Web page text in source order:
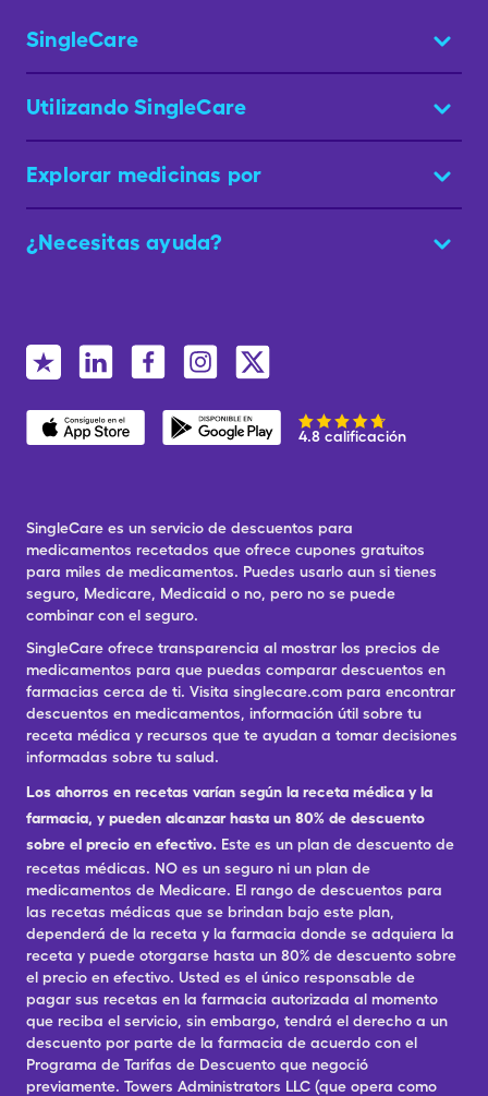
SingleCare
Utilizando SingleCare
Explorar medicinas por
¿Necesitas ayuda?
4.8 calificación
SingleCare es un servicio de descuentos para
medicamentos recetados que ofrece cupones gratuitos
para miles de medicamentos. Puedes usarlo aun si tienes
seguro, Medicare, Medicaid o no, pero no se puede
combinar con el seguro.
SingleCare ofrece transparencia al mostrar los precios de
medicamentos para que puedas comparar descuentos en
farmacias cerca de ti. Visita singlecare.com para encontrar
descuentos en medicamentos, información útil sobre tu
receta médica y recursos que te ayudan a tomar decisiones
informadas sobre tu salud.
Los ahorros en recetas varían según la receta médica y la
farmacia, y pueden alcanzar hasta un 80% de descuento
sobre el precio en efectivo. Este es un plan de descuento de
recetas médicas. NO es un seguro ni un plan de
medicamentos de Medicare. El rango de descuentos para
las recetas médicas que se brindan bajo este plan,
dependerá de la receta y la farmacia donde se adquiera la
receta y puede otorgarse hasta un 80% de descuento sobre
el precio en efectivo. Usted es el único responsable de
pagar sus recetas en la farmacia autorizada al momento
que reciba el servicio, sin embargo, tendrá el derecho a un
descuento por parte de la farmacia de acuerdo con el
Programa de Tarifas de Descuento que negoció
previamente. Towers Administrators LLC (que opera como